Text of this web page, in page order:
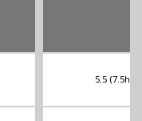
5.5 (7.5hp)